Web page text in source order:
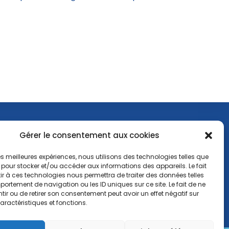
Gérer le consentement aux cookies
meilleures expériences, nous utilisons des technologies telles que
stocker et/ou accéder aux informations des appareils. Le fait
à ces technologies nous permettra de traiter des données telles
de navigation ou les ID uniques sur ce site. Le fait de ne
ou de retirer son consentement peut avoir un effet négatif sur
et fonctions.